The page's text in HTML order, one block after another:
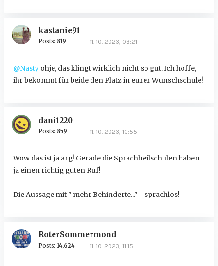
kastanie91
Posts: 819 11. 10. 2023, 08:21
@Nastyohje, das klingt wirklich nicht so gut. Ich hoffe,
ihr bekommt für beide den Platz in eurer Wunschschule!
dani1220
Posts: 859 11. 10. 2023, 10:55
Wow das ist ja arg! Gerade die Sprachheilschulen haben
ja einen richtig guten Ruf!
Die Aussage mit " mehr Behinderte..." - sprachlos!
RoterSommermond
Posts: 14,624 11. 10. 2023, 11:15